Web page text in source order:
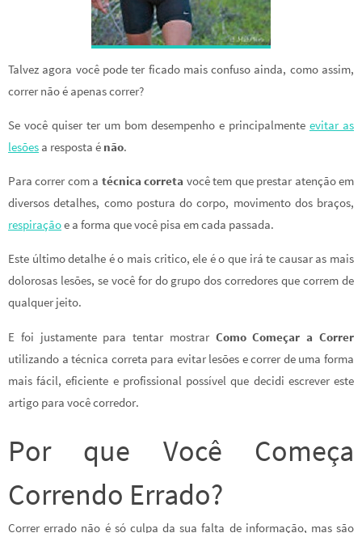
Talvez agora você pode ter ficado mais confuso ainda, como assim,
correr não é apenas correr?
Se você quiser ter um bom desempenho e principalmente evitar as
lesões a resposta é não.
Para correr com a técnica correta você tem que prestar atenção em
diversos detalhes, como postura do corpo, movimento dos braços,
respiraçãoe a forma que você pisa em cada passada.
Este último detalhe é o mais critico, ele é o que irá te causar as mais
dolorosas lesões, se você for do grupo dos corredores que correm de
qualquer jeito.
E foi justamente para tentar mostrar Como Começar a Correr
utilizando a técnica correta para evitar lesões e correr de uma forma
mais fácil, eficiente e profissional possível que decidi escrever este
artigo para você corredor.
Por que Você Começa
Correndo Errado?
Correr errado não é só culpa da sua falta de informação, mas são